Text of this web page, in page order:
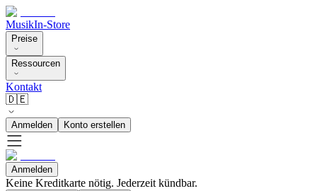
MusikIn-Store
Preise
Ressourcen
Kontakt
🇩🇪
Anmelden Konto erstellen
Anmelden
Keine Kreditkarte nötig. Jederzeit kündbar.